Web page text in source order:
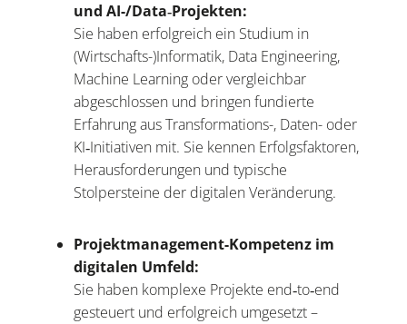
und AI-/Data‑Projekten:
Sie haben erfolgreich ein Studium in
(Wirtschafts-)Informatik, Data Engineering,
Machine Learning oder vergleichbar
abgeschlossen und bringen fundierte
Erfahrung aus Transformations-, Daten- oder
KI‑Initiativen mit. Sie kennen Erfolgsfaktoren,
Herausforderungen und typische
Stolpersteine der digitalen Veränderung.
Projektmanagement-Kompetenz im
digitalen Umfeld:
Sie haben komplexe Projekte end‑to‑end
gesteuert und erfolgreich umgesetzt –